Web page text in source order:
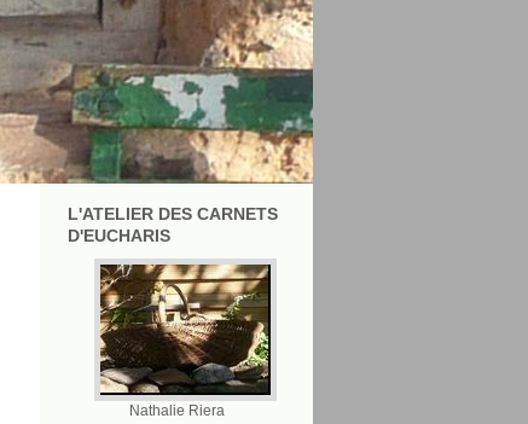
L'ATELIER DES CARNETS
D'EUCHARIS
Nathalie Riera